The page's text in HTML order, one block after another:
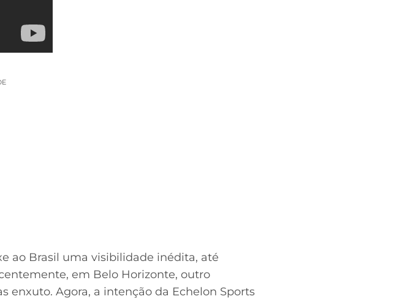
ao Brasil uma visibilidade inédita, até
em Belo Horizonte, outro
enxuto. Agora, a intenção da Echelon Sports